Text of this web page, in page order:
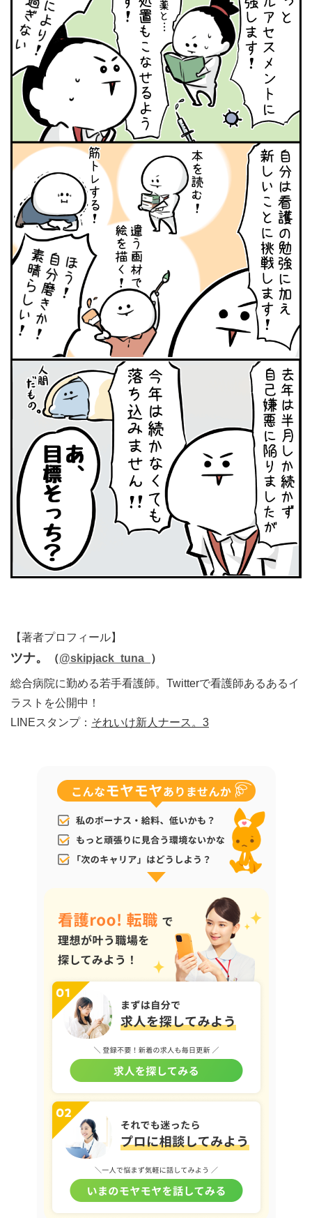
【著者プロフィール】
ツナ。 （@skipjack_tuna_ ）
総合病院に勤める若手看護師。Twitterで看護師あるあるイ
ラストを公開中！
LINEスタンプ： それいけ新人ナース。3